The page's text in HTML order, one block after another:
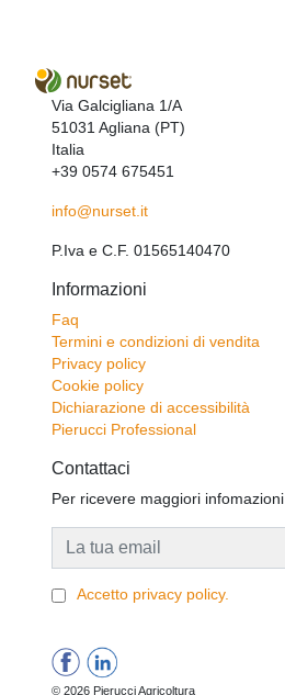
Via Galcigliana 1/A
51031 Agliana (PT)
Italia
+39 0574 675451
info@nurset.it
P.Iva e C.F. 01565140470
Informazioni
Faq
Termini e condizioni di vendita
Privacy policy
Cookie policy
Dichiarazione di accessibilità
Pierucci Professional
Contattaci
Per ricevere maggiori infomazioni
Accetto privacy policy.
© 2026 Pierucci Agricoltura